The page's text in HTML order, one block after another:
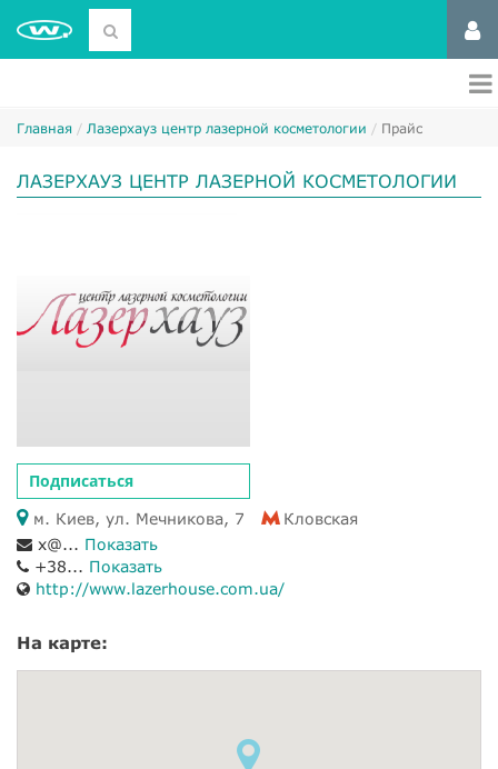
Главная Лазерхауз центр лазерной косметологии Прайс
ЛАЗЕРХАУЗ ЦЕНТР ЛАЗЕРНОЙ КОСМЕТОЛОГИИ
Подписаться
м. Киев, ул. Мечникова, 7
Кловская
x@... Показать
+38... Показать
http://www.lazerhouse.com.ua/
На карте: